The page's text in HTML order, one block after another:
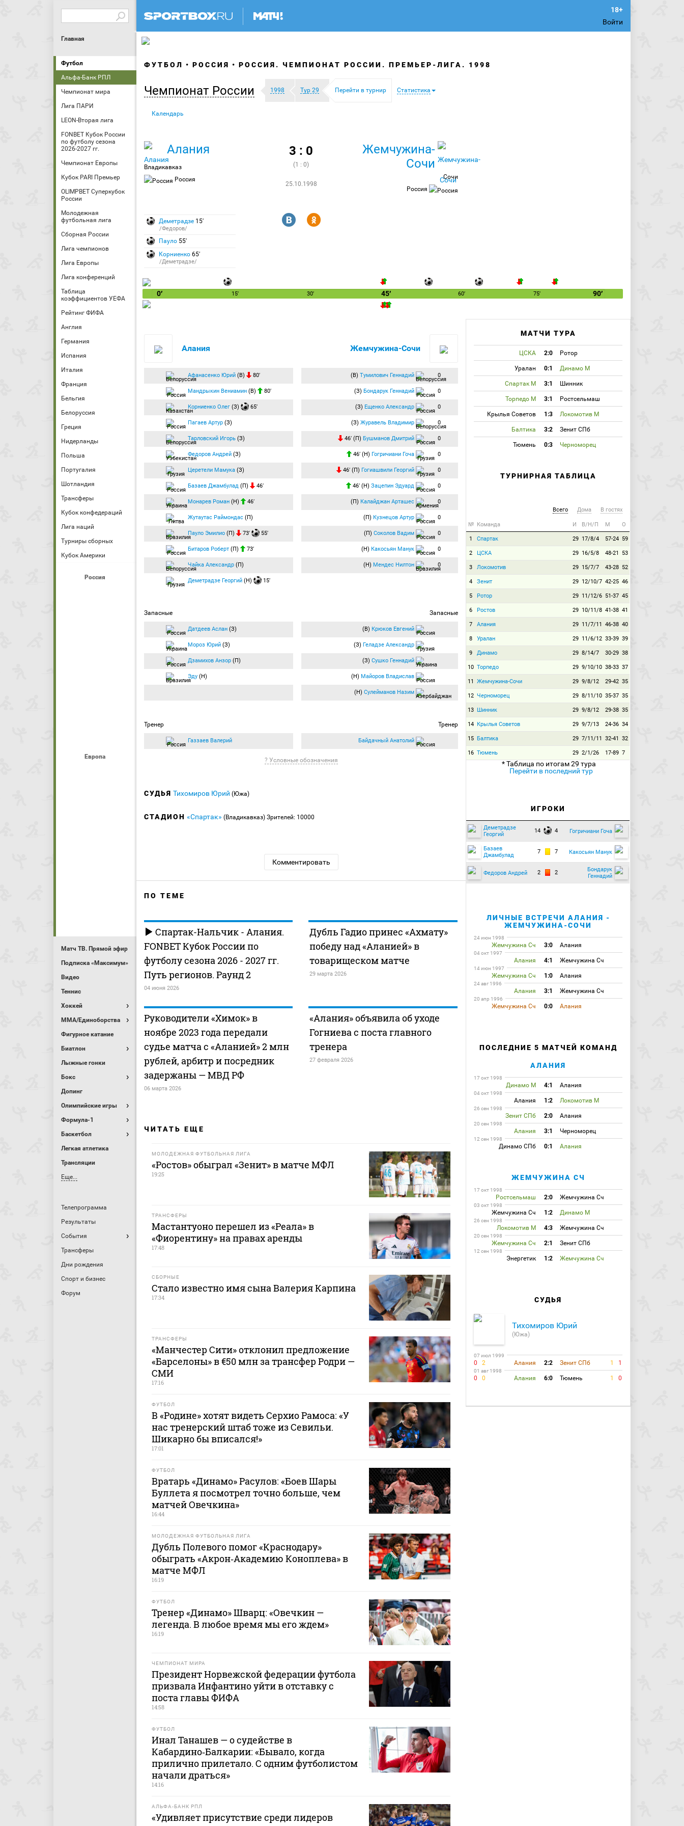
Войти
Главная
Футбол
Альфа-Банк РПЛ
Чемпионат мира
Лига ПАРИ
LEON-Вторая лига
FONBET Кубок России
по футболу сезона
2026-2027 гг.
Чемпионат Европы
Кубок PARI Премьер
OLIMPBET Суперкубок
России
Молодежная
футбольная лига
Сборная России
Лига чемпионов
Лига Европы
Лига конференций
Таблица
коэффициентов УЕФА
Рейтинг ФИФА
Англия
Германия
Испания
Италия
Франция
Бельгия
Белоруссия
Греция
Нидерланды
Польша
Португалия
Шотландия
Трансферы
Кубок конфедераций
Лига наций
Турниры сборных
Кубок Америки
Россия
Европа
Матч ТВ. Прямой эфир
Подписка «Максимум»
Видео
Теннис
Хоккей
MMA/Единоборства
Фигурное катание
Биатлон
Лыжные гонки
Бокс
Допинг
Олимпийские игры
Формула-1
Баскетбол
Легкая атлетика
Трансляции
Еще...
Телепрограмма
Результаты
События
Трансферы
Дни рождения
Спорт и бизнес
Форум
ФУТБОЛ РОССИЯ РОССИЯ. ЧЕМПИОНАТ РОССИИ. ПРЕМЬЕР-ЛИГА. 1998
Чемпионат России 1998 Тур 29 Перейти в турнир Статистика
Календарь
Алания
Владикавказ
Россия
3 : 0
(1 : 0)
25.10.1998
Жемчужина-
Сочи
Сочи
Россия
Деметрадзе 15′
/Федоров/
Пауло 55′
Корниенко 65′
/Деметрадзе/
R Y
0′ 15′ 30′ 45′ 60′ 75′ 90′
Алания
Афанасенко Юрий (В) 80′
Мандрыкин Вениамин (В) 80′
Корниенко Олег (З) 65′
Пагаев Артур (З)
Тарловский Игорь (З)
Федоров Андрей (З)
Церетели Мамука (З)
Базаев Джамбулад (П) 46′
Монарев Роман (Н) 46′
Жутаутас Раймондас (П)
Пауло Эмилио (П) 73′ 55′
Битаров Роберт (П) 73′
Чайка Александр (П)
Деметрадзе Георгий (Н) 15′
Запасные
Датдеев Аслан (З)
Мороз Юрий (З)
Дзамихов Анзор (П)
Эду (Н)
Тренер
Газзаев Валерий
Жемчужина-Сочи
(В) Тумилович Геннадий 0
(З) Бондарук Геннадий 0
(З) Ещенко Александр 0
(З) Журавель Владимир 0
46′ (П) Бушманов Дмитрий 0
46′ (Н) Гогричиани Гоча 0
46′ (П) Гогиашвили Георгий 0
46′ (Н) Зацепин Эдуард 0
(П) Калайджан Арташес 0
(П) Кузнецов Артур 0
(П) Соколов Вадим 0
(Н) Какосьян Манук 0
(Н) Мендес Нилтон 0
Запасные
(В) Крюков Евгений
(З) Геладзе Александр
(З) Сушко Геннадий
(Н) Майоров Владислав
(Н) Сулейманов Назим
Тренер
Байдачный Анатолий
? Условные обозначения
СУДЬЯ Тихомиров Юрий (Южа)
СТАДИОН «Спартак» (Владикавказ) Зрителей: 10000
Комментировать
ПО ТЕМЕ
Спартак-Нальчик - Алания.
FONBET Кубок России по
футболу сезона 2026 - 2027 гг.
Путь регионов. Раунд 2
04 июня 2026
Дубль Гадио принес «Ахмату»
победу над «Аланией» в
товарищеском матче
29 марта 2026
Руководители «Химок» в
ноябре 2023 года передали
судье матча с «Аланией» 2 млн
рублей, арбитр и посредник
задержаны — МВД РФ
06 марта 2026
«Алания» объявила об уходе
Гогниева с поста главного
тренера
27 февраля 2026
ЧИТАТЬ ЕЩЕ
МОЛОДЕЖНАЯ ФУТБОЛЬНАЯ ЛИГА
«Ростов» обыграл «Зенит» в матче МФЛ
19:25
ТРАНСФЕРЫ
Мастантуоно перешел из «Реала» в
«Фиорентину» на правах аренды
17:48
СБОРНЫЕ
Стало известно имя сына Валерия Карпина
17:34
ТРАНСФЕРЫ
«Манчестер Сити» отклонил предложение
«Барселоны» в €50 млн за трансфер Родри —
СМИ
17:16
ФУТБОЛ
В «Родине» хотят видеть Серхио Рамоса: «У
нас тренерский штаб тоже из Севильи.
Шикарно бы вписался!»
17:01
ФУТБОЛ
Вратарь «Динамо» Расулов: «Боев Шары
Буллета я посмотрел точно больше, чем
матчей Овечкина»
16:44
МОЛОДЕЖНАЯ ФУТБОЛЬНАЯ ЛИГА
Дубль Полевого помог «Краснодару»
обыграть «Акрон‑Академию Коноплева» в
матче МФЛ
16:19
ФУТБОЛ
Тренер «Динамо» Шварц: «Овечкин —
легенда. В любое время мы его ждем»
16:19
ЧЕМПИОНАТ МИРА
Президент Норвежской федерации футбола
призвала Инфантино уйти в отставку с
поста главы ФИФА
14:58
ФУТБОЛ
Инал Танашев — о судействе в
Кабардино‑Балкарии: «Бывало, когда
прилично прилетало. С одним футболистом
начали драться»
14:16
АЛЬФА-БАНК РПЛ
«Удивляет присутствие среди лидеров
МАТЧИ ТУРА
ЦСКА 2:0 Ротор
Уралан 0:1 Динамо М
Спартак М 3:1 Шинник
Торпедо М 3:1 Ростсельмаш
Крылья Советов 1:3 Локомотив М
Балтика 3:2 Зенит СПб
Тюмень 0:3 Черноморец
ТУРНИРНАЯ ТАБЛИЦА
Всего Дома В гостях
№ Команда И В/Н/П М О
1 Спартак 29 17/8/4 57-24 59
2 ЦСКА 29 16/5/8 48-21 53
3 Локомотив 29 15/7/7 43-28 52
4 Зенит 29 12/10/7 42-25 46
5 Ротор 29 11/12/6 51-37 45
6 Ростов 29 10/11/8 41-38 41
7 Алания 29 11/7/11 46-38 40
8 Уралан 29 11/6/12 33-39 39
9 Динамо 29 8/14/7 30-29 38
10 Торпедо 29 9/10/10 38-33 37
11 Жемчужина-Сочи 29 9/8/12 29-42 35
12 Черноморец 29 8/11/10 35-37 35
13 Шинник 29 9/8/12 29-38 35
14 Крылья Советов 29 9/7/13 24-36 34
15 Балтика 29 7/11/11 32-41 32
16 Тюмень 29 2/1/26 17-89 7
* Таблица по итогам 29 тура
Перейти в последний тур
ИГРОКИ
Деметрадзе
Георгий
14 4 Гогричиани Гоча
Базаев
Джамбулад
7 7 Какосьян Манук
Федоров Андрей 2 2
Бондарук
Геннадий
ЛИЧНЫЕ ВСТРЕЧИ АЛАНИЯ -
ЖЕМЧУЖИНА-СОЧИ
24 июн 1998
Жемчужина Сч 3:0 Алания
04 окт 1997
Алания 4:1 Жемчужина Сч
14 июн 1997
Жемчужина Сч 1:0 Алания
24 авг 1996
Алания 3:1 Жемчужина Сч
20 апр 1996
Жемчужина Сч 0:0 Алания
ПОСЛЕДНИЕ 5 МАТЧЕЙ КОМАНД
АЛАНИЯ
17 окт 1998
Динамо М 4:1 Алания
04 окт 1998
Алания 1:2 Локомотив М
26 сен 1998
Зенит СПб 2:0 Алания
20 сен 1998
Алания 3:1 Черноморец
12 сен 1998
Динамо СПб 0:1 Алания
ЖЕМЧУЖИНА СЧ
17 окт 1998
Ростсельмаш 2:0 Жемчужина Сч
03 окт 1998
Жемчужина Сч 1:2 Динамо М
26 сен 1998
Локомотив М 4:3 Жемчужина Сч
20 сен 1998
Жемчужина Сч 2:1 Зенит СПб
12 сен 1998
Энергетик 1:2 Жемчужина Сч
СУДЬЯ
Тихомиров Юрий
(Южа)
07 июл 1999
0 2 Алания 2:2 Зенит СПб 1 1
01 авг 1998
0 0 Алания 6:0 Тюмень 1 0